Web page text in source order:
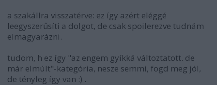
a szakállra visszatérve: ez így azért eléggé
leegyszerűsíti a dolgot, de csak spoilerezve tudnám
elmagyarázni.
tudom, h ez így "az engem gyíkká változtatott. de
már elmúlt"-kategória, nesze semmi, fogd meg jól,
de tényleg így van :) .